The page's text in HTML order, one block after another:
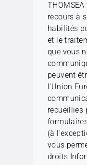
recours à
habilités
et le
que vous
peuvent
l’Union
recueillies
(à
vous
droits